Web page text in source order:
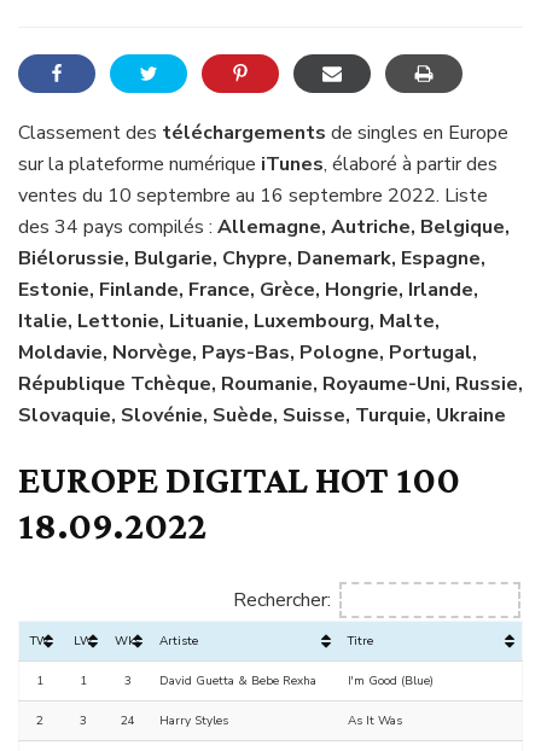
Classement des téléchargements de singles en Europe
sur la plateforme numérique iTunes, élaboré à partir des
ventes du 10 septembre au 16 septembre 2022. Liste
des 34 pays compilés : Allemagne, Autriche, Belgique,
Biélorussie, Bulgarie, Chypre, Danemark, Espagne,
Estonie, Finlande, France, Grèce, Hongrie, Irlande,
Italie, Lettonie, Lituanie, Luxembourg, Malte,
Moldavie, Norvège, Pays-Bas, Pologne, Portugal,
République Tchèque, Roumanie, Royaume-Uni, Russie,
Slovaquie, Slovénie, Suède, Suisse, Turquie, Ukraine
EUROPE DIGITAL HOT 100
18.09.2022
Rechercher:
TW LW Wks Artiste Titre
1 1 3 David Guetta & Bebe Rexha I'm Good (Blue)
2 3 24 Harry Styles As It Was